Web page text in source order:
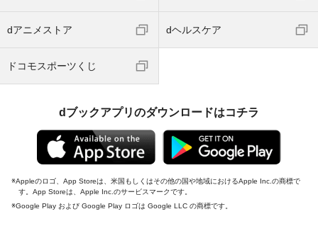
dアニメストア dヘルスケア
ドコモスポーツくじ
dブックアプリのダウンロードはコチラ
Appleのロゴ、App Storeは、米国もしくはその他の国や地域におけるApple Inc.の商標で
す。App Storeは、Apple Inc.のサービスマークです。
Google Play および Google Play ロゴは Google LLC の商標です。